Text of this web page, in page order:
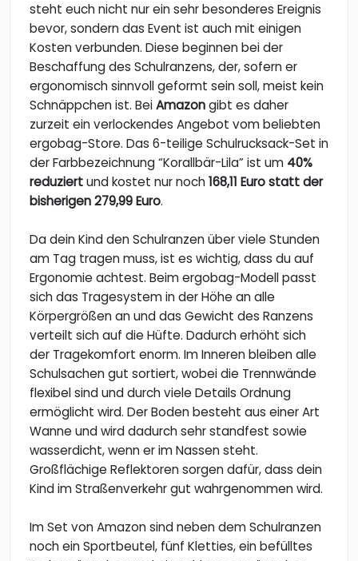
steht euch nicht nur ein sehr besonderes Ereignis
bevor, sondern das Event ist auch mit einigen
Kosten verbunden. Diese beginnen bei der
Beschaffung des Schulranzens, der, sofern er
ergonomisch sinnvoll geformt sein soll, meist kein
Schnäppchen ist. BeiAmazongibt es daher
zurzeit ein verlockendes Angebot vom beliebten
ergobag-Store. Das 6-teilige Schulrucksack-Set in
der Farbbezeichnung “Korallbär-Lila” ist um 40%
reduziertund kostet nur noch168,11 Euro statt der
bisherigen 279,99 Euro.
Da dein Kind den Schulranzen über viele Stunden
am Tag tragen muss, ist es wichtig, dass du auf
Ergonomie achtest. Beim ergobag-Modell passt
sich das Tragesystem in der Höhe an alle
Körpergrößen an und das Gewicht des Ranzens
verteilt sich auf die Hüfte. Dadurch erhöht sich
der Tragekomfort enorm. Im Inneren bleiben alle
Schulsachen gut sortiert, wobei die Trennwände
flexibel sind und durch viele Details Ordnung
ermöglicht wird. Der Boden besteht aus einer Art
Wanne und wird dadurch sehr standfest sowie
wasserdicht, wenn er im Nassen steht.
Großflächige Reflektoren sorgen dafür, dass dein
Kind im Straßenverkehr gut wahrgenommen wird.
Im Set von Amazon sind neben dem Schulranzen
noch ein Sportbeutel, fünf Kletties, ein befülltes